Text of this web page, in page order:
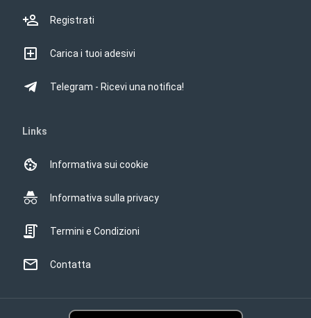
Registrati
Carica i tuoi adesivi
Telegram - Ricevi una notifica!
Links
Informativa sui cookie
Informativa sulla privacy
Termini e Condizioni
Contatta